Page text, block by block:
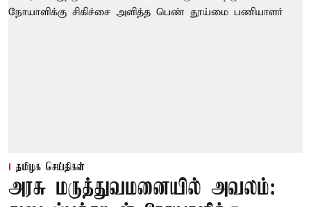
தமிழக செய்திகள்
அரசு மருத்துவமனையில் அவலம்: